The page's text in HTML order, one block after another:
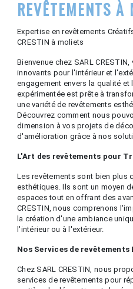
REVÊTEMENTS À
Expertise en revêtements
CRESTIN à moliets
Bienvenue chez SARL
innovants pour l'intérieur et
engagement envers la qualité
expérimentée est prête à
une variété de revêtements
Découvrez comment nous
dimension à vos projets de
d'amélioration grâce à nos
L'Art des revêtements pour
Les revêtements sont bien plus
esthétiques. Ils sont un moyen
espaces tout en offrant des
CRESTIN, nous comprenons
la création d'une ambiance
l'intérieur ou à l'extérieur.
Nos Services de revêtements
Chez SARL CRESTIN, nous
services de revêtements pour